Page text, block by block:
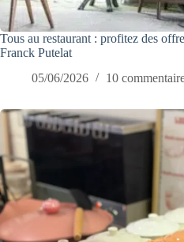
Tous au restaurant : profitez des
Franck Putelat
05/06/2026
10